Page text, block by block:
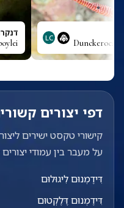
LC
דפי יצורים
קישורי טקסט ישירים
על מעבר בין עמודי
דִּידֶמְנוּם לִיגוּלוּם
דִּידֶמְנוּם דֶּלֶקְטוּם